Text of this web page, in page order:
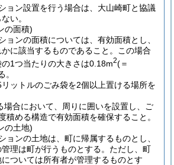
ョン設置を行う場合は、大山崎町と協議
い。
の面積)
ョンの面積については、有効面積とし、
に該当するものであること。
この場合
1つ当たりの大きさは0.18m2(＝
。
ットルのごみ袋を2個以上置ける場所を
場合において、周りに囲いを設置し、ご
積める構造で有効面積を確保すること。
の土地)
ョンの土地は、町に帰属するものとし、
理は町が行うものとする。 ただし、町
ついては所有者が管理するものとす